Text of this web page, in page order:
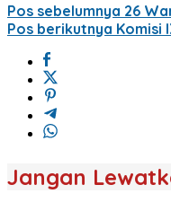
Pos sebelumnya 26
Pos berikutnya Komisi
Jangan